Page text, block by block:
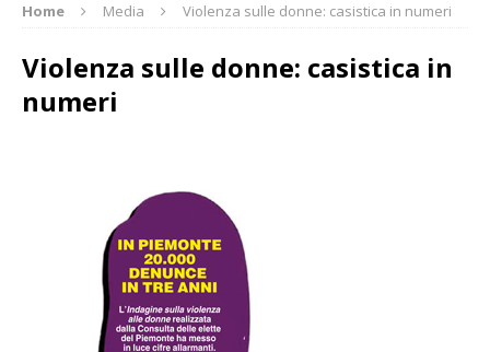
Home Media Violenza sulle donne: casistica in numeri
Violenza sulle donne: casistica in
numeri